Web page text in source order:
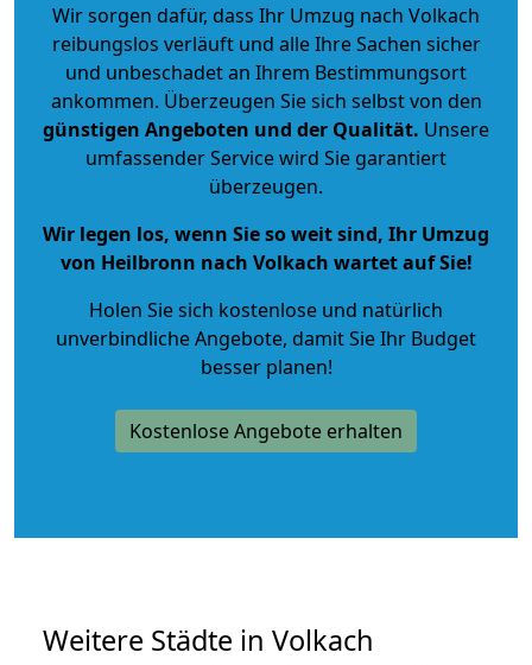
Wir sorgen dafür, dass Ihr Umzug nach Volkach
reibungslos verläuft und alle Ihre Sachen sicher
und unbeschadet an Ihrem Bestimmungsort
ankommen. Überzeugen Sie sich selbst von den
günstigen Angeboten und der Qualität. Unsere
umfassender Service wird Sie garantiert
überzeugen.
Wir legen los, wenn Sie so weit sind, Ihr Umzug
von Heilbronn nach Volkach wartet auf Sie!
Holen Sie sich kostenlose und natürlich
unverbindliche Angebote, damit Sie Ihr Budget
besser planen!
Kostenlose Angebote erhalten
Weitere Städte in Volkach